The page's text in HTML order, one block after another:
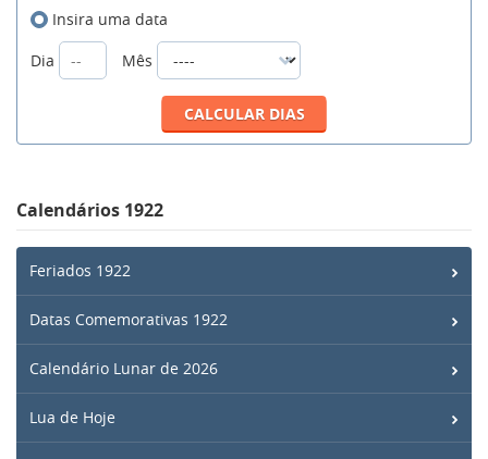
Insira uma data
Dia
Mês
Calendários 1922
Feriados 1922
Datas Comemorativas 1922
Calendário Lunar de 2026
Lua de Hoje